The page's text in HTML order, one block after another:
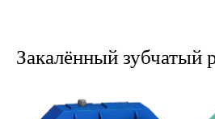
Закалённый зубчатый